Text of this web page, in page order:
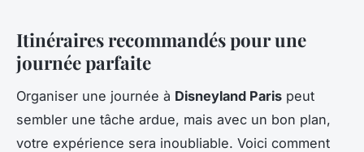
Itinéraires recommandés pour une
journée parfaite
Organiser une journée à Disneyland Paris peut
sembler une tâche ardue, mais avec un bon plan,
votre expérience sera inoubliable. Voici comment